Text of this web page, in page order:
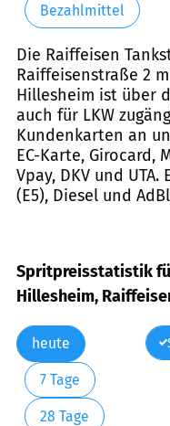
Bezahlmittel
Die Raiffeisen
Raiffeisenstraße 2
Hillesheim ist über
auch für LKW
Kundenkarten an
EC-Karte, Girocard,
Vpay, DKV und
(E5), Diesel und
Spritpreisstatistik
Hillesheim,
heute
7 Tage
28 Tage